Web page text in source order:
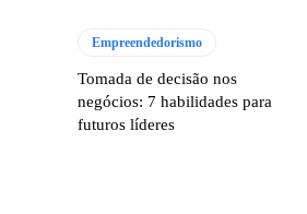
Empreendedorismo
Tomada de decisão nos
negócios: 7 habilidades para
futuros líderes